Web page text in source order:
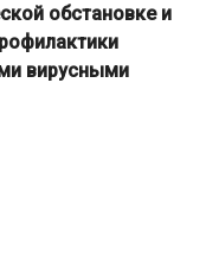
обстановке и
вирусными